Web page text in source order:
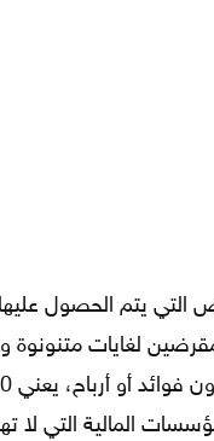
التي يتم الحصول
لغايات
المالية التي